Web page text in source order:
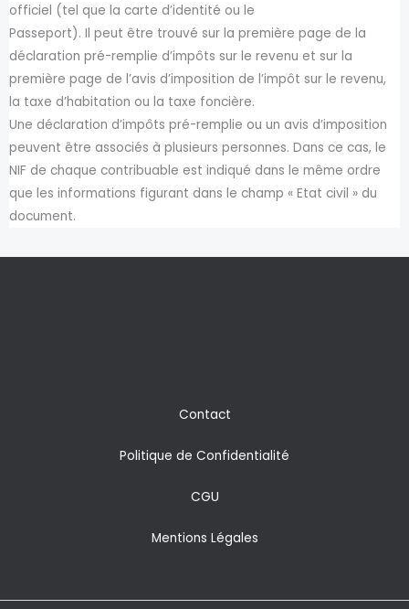
officiel (tel que la carte d’identité ou le
Passeport). Il peut être trouvé sur la première page de la
déclaration pré-remplie d’impôts sur le revenu et sur la
première page de l’avis d’imposition de l’impôt sur le revenu,
la taxe d’habitation ou la taxe foncière.
Une déclaration d’impôts pré-remplie ou un avis d’imposition
peuvent être associés à plusieurs personnes. Dans ce cas, le
NIF de chaque contribuable est indiqué dans le même ordre
que les informations figurant dans le champ « Etat civil » du
document.
Contact
Politique de Confidentialité
CGU
Mentions Légales